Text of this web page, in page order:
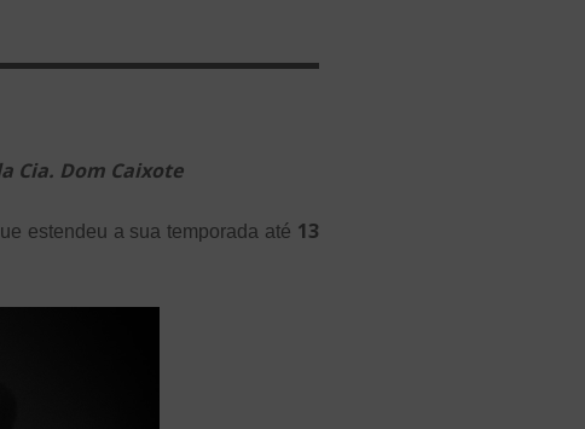
Cia. Dom Caixote
estendeu a sua temporada até 13